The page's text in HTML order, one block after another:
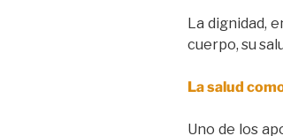
La dignidad,
cuerpo, su
La salud
Uno de los